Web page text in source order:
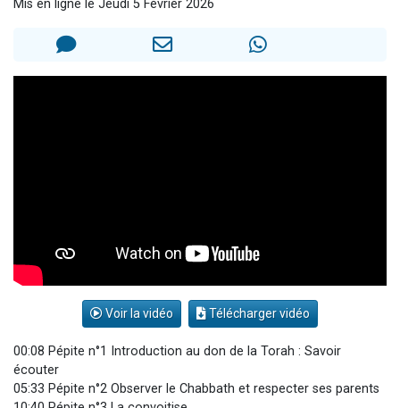
Mis en ligne le Jeudi 5 Février 2026
Voir la vidéo Télécharger vidéo
00:08 Pépite n°1 Introduction au don de la Torah : Savoir
écouter
05:33 Pépite n°2 Observer le Chabbath et respecter ses parents